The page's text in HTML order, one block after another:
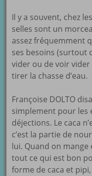
Il y a souvent, chez
selles sont un
assez fréquemment
ses besoins (surtout
vider ou de voir
tirer la chasse d’eau.
Françoise DOLTO
simplement pour les
déjections. Le caca
c’est la partie de
lui. Quand on
tout ce qui est bon
forme de caca et